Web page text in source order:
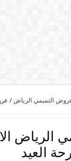
التميمي الرياض /